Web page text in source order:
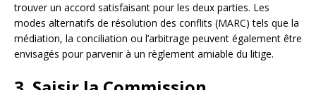
trouver un accord satisfaisant pour les deux parties. Les
modes alternatifs de résolution des conflits (MARC) tels que la
médiation, la conciliation ou l’arbitrage peuvent également être
envisagés pour parvenir à un règlement amiable du litige.